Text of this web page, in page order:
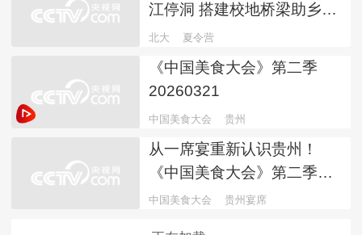
江停洞 搭建校地桥梁助乡村
学子拓宽视野
北大 夏令营
《中国美食大会》第二季
20260321
中国美食大会 贵州
从一席宴重新认识贵州！
《中国美食大会》第二季贵
州篇邀你赴宴→
中国美食大会 贵州宴席